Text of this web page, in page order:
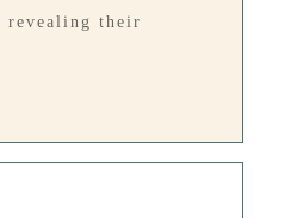
revealing their